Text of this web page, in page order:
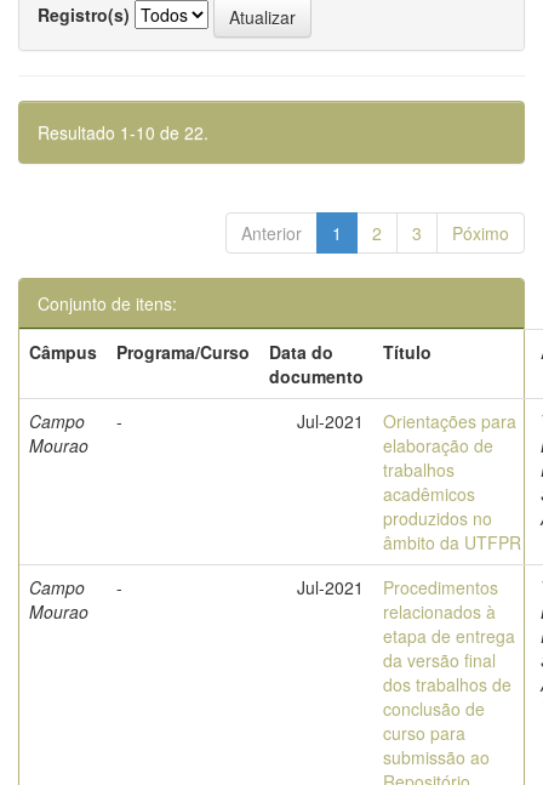
Registro(s)
Resultado 1-10 de 22.
Anterior 1 2 3 Póximo
Conjunto de itens:
Câmpus
Programa/Curso
Data do
documento
Título
Campo
Mourao
- Jul-2021
Orientações para
elaboração de
trabalhos
acadêmicos
produzidos no
âmbito da UTFPR
Campo
Mourao
- Jul-2021
Procedimentos
relacionados à
etapa de entrega
da versão final
dos trabalhos de
conclusão de
curso para
submissão ao